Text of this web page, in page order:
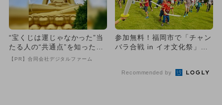
“宝くじは運じゃなかった”当
たる人の“共通点”を知っただ
け
【PR】合同会社デジタルファーム
参加無料！福岡市で「チャン
バラ合戦 in イオ文化祭」開
Recommended by